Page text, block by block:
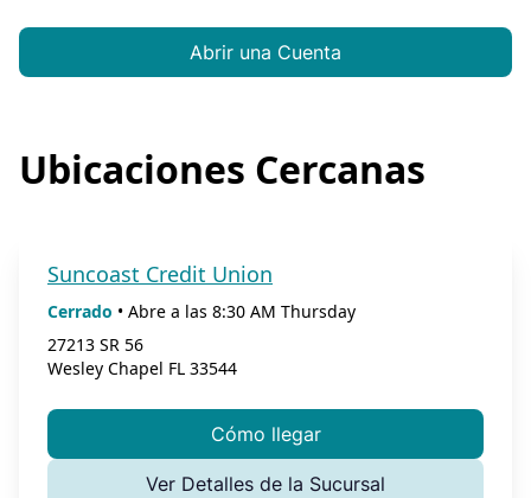
Abrir una Cuenta
Ubicaciones Cercanas
Suncoast Credit Union
Cerrado • Abre a las 8:30 AM Thursday
27213 SR 56
Wesley Chapel FL 33544
Cómo llegar
Ver Detalles de la Sucursal